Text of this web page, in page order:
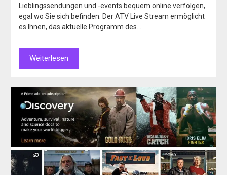
Lieblingssendungen und -events bequem online verfolgen,
egal wo Sie sich befinden. Der ATV Live Stream ermöglicht
es Ihnen, das aktuelle Programm des…
Weiterlesen